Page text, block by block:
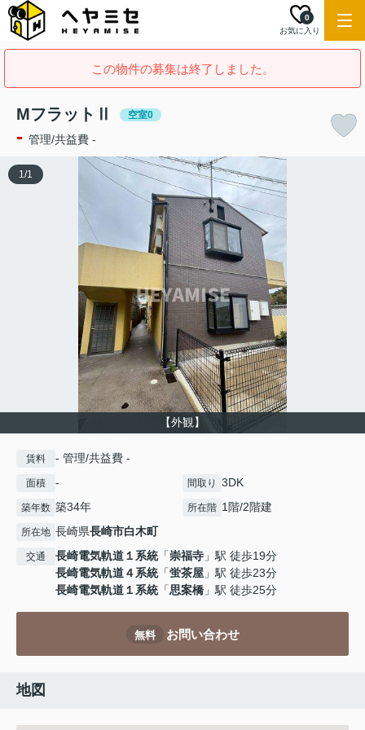
お気に入り
0
この物件の募集は終了しました。
MフラットⅡ 空室0
- 管理/共益費 -
【外観】
1/1
賃料 - 管理/共益費 -
面積 - 間取り 3DK
築年数 築34年 所在階 1階/2階建
所在地 長崎県長崎市白木町
交通 長崎電気軌道１系統「崇福寺 」駅 徒歩19分
長崎電気軌道４系統「蛍茶屋 」駅 徒歩23分
長崎電気軌道１系統「思案橋 」駅 徒歩25分
無料 お問い合わせ
地図